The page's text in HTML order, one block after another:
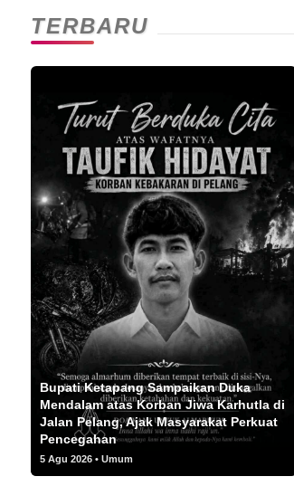
TERBARU
Bupati Ketapang Sampaikan Duka
Mendalam atas Korban Jiwa Karhutla di
Jalan Pelang, Ajak Masyarakat Perkuat
Pencegahan
5 Agu 2026 • Umum